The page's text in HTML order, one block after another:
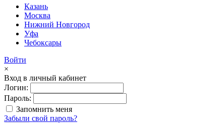
Казань
Москва
Нижний Новгород
Уфа
Чебоксары
Войти
×
Вход в личный кабинет
Логин:
Пароль:
Запомнить меня
Забыли свой пароль?